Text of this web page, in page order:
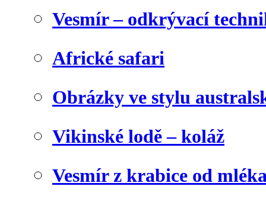
Vesmír – odkrývací
Africké safari
Obrázky ve stylu
Vikinské lodě – koláž
Vesmír z krabice od